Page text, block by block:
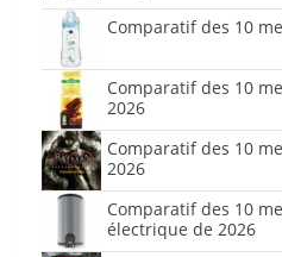
Comparatif des 10
Comparatif des 10
2026
Comparatif des 10
2026
Comparatif des 10
électrique de 2026